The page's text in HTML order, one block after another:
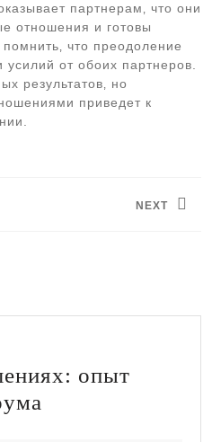
партнерам‚ что они
отношения и готовы
что преодоление
от обоих партнеров.
результатов‚ но
приведет к
NEXT
опыт